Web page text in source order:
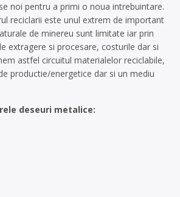
noi pentru a primi o noua intrebuintare.
reciclarii este unul extrem de important
de minereu sunt limitate iar prin
extragere si procesare, costurile dar si
astfel circuitul materialelor reciclabile,
productie/energetice dar si un mediu
deseuri metalice: